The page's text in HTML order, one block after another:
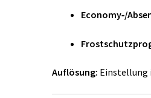
Economy‑/
Auflösung: Einstellung